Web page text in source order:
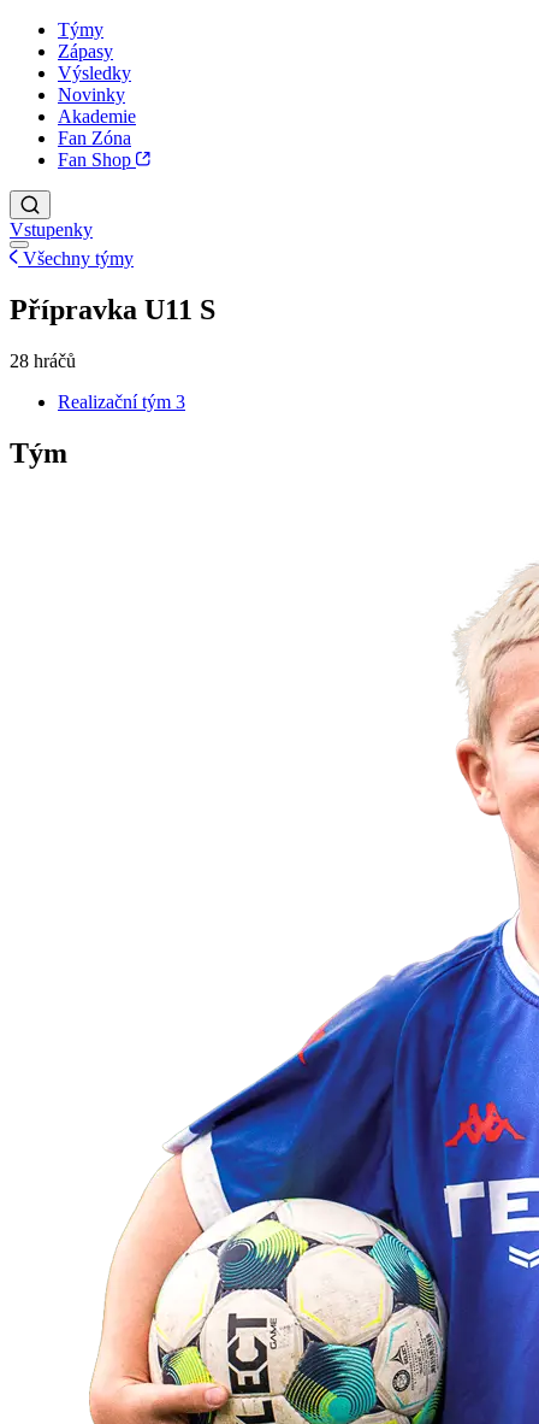
Týmy
Zápasy
Výsledky
Novinky
Akademie
Fan Zóna
Fan Shop
Vstupenky
Všechny týmy
Přípravka U11 S
28 hráčů
Realizační tým 3
Tým